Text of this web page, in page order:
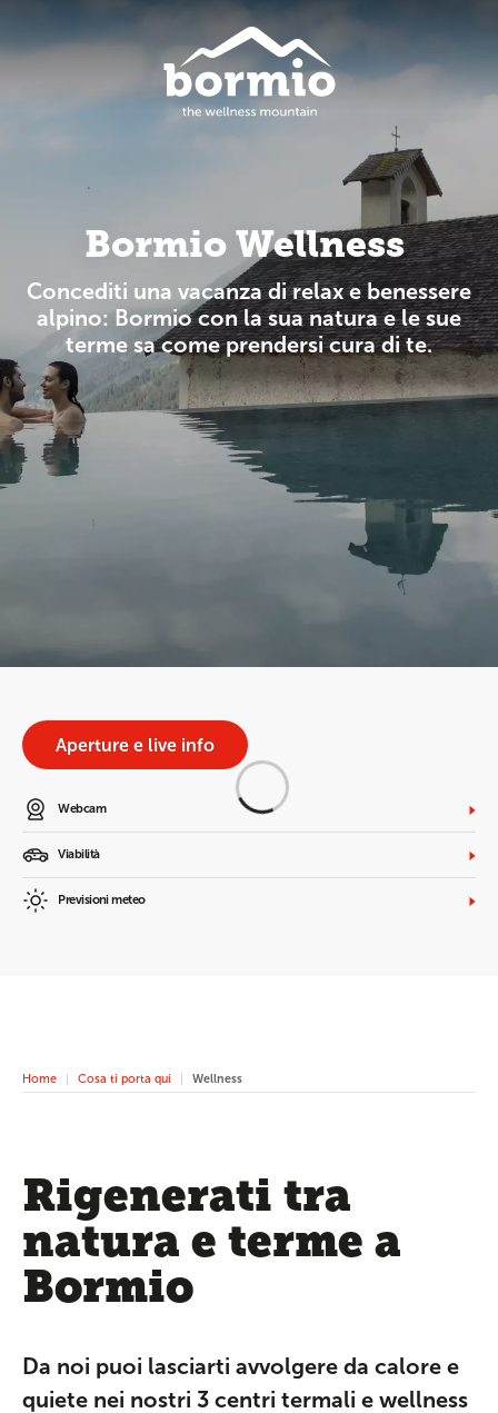
Bormio Wellness
Concediti una vacanza di relax e benessere
alpino: Bormio con la sua natura e le sue
terme sa come prendersi cura di te.
Aperture e live info
Webcam
Viabilità
Previsioni meteo
Home Cosa ti porta qui Wellness
Rigenerati tra
natura e terme a
Bormio
Da noi puoi lasciarti avvolgere da calore e
quiete nei nostri 3 centri termali e wellness